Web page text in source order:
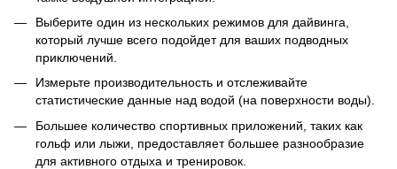
Выберите один из нескольких режимов для дайвинга,
который лучше всего подойдет для ваших подводных
приключений.
Измерьте производительность и отслеживайте
статистические данные над водой (на поверхности воды).
Большее количество спортивных приложений, таких как
гольф или лыжи, предоставляет большее разнообразие
для активного отдыха и тренировок.